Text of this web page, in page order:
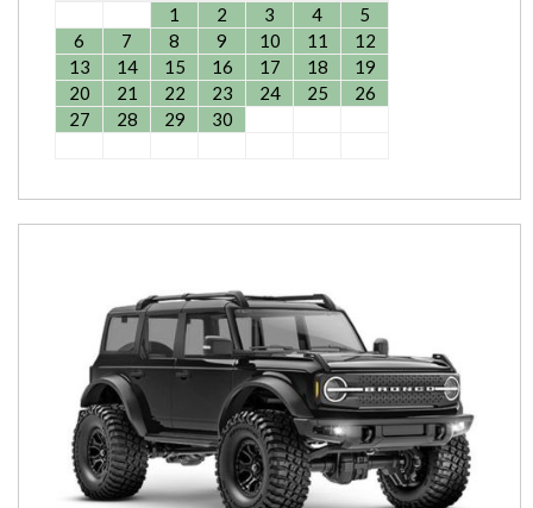
1
2 3 4
5
6
7 8 9 10 11
12
13
14 15 16 17 18
19
20
21 22 23 24 25
26
27
28 29 30